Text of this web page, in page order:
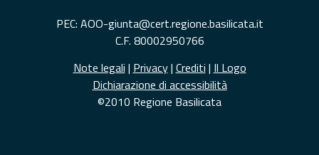
PEC: AOO-giunta@cert.regione.basilicata.it
C.F. 80002950766
Note legali | Privacy| Crediti | Il Logo
Dichiarazione di accessibilità
©2010 Regione Basilicata